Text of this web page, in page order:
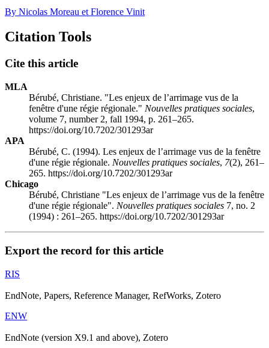
By Nicolas Moreau et Florence Vinit
Citation Tools
Cite this article
MLA
Bérubé, Christiane. "Les enjeux de l’arrimage vus de la
fenêtre d'une régie régionale." Nouvelles pratiques sociales,
volume 7, number 2, fall 1994, p. 261–265.
https://doi.org/10.7202/301293ar
APA
Bérubé, C. (1994). Les enjeux de l’arrimage vus de la fenêtre
d'une régie régionale. Nouvelles pratiques sociales, 7(2), 261–
265. https://doi.org/10.7202/301293ar
Chicago
Bérubé, Christiane "Les enjeux de l’arrimage vus de la fenêtre
d'une régie régionale". Nouvelles pratiques sociales 7, no. 2
(1994) : 261–265. https://doi.org/10.7202/301293ar
Export the record for this article
RIS
EndNote, Papers, Reference Manager, RefWorks, Zotero
ENW
EndNote (version X9.1 and above), Zotero